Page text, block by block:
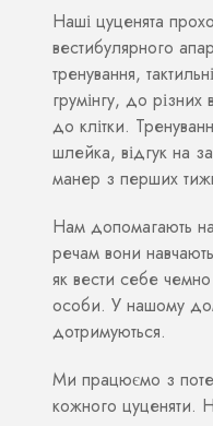
Наші цуценята
вестибулярного
тренування,
грумінгу, до
до клітки.
шлейка, відгук на
манер з перших
Нам допомагають
речам вони
як вести себе
особи. У нашому
дотримуються.
Ми працюємо з
кожного цуценяти.